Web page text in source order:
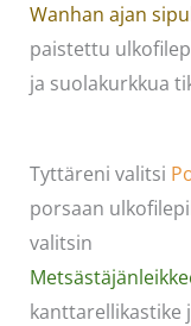
Wanhan ajan
paistettu
ja suolakurkkua
Tyttäreni valitsi
porsaan
valitsin
kanttarellikastike